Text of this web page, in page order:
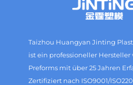
Taizhou Huangyan Jinting
ist ein professioneller Hersteller
Preforms mit über 25 Jahren
Zertifiziert nach ISO9001/